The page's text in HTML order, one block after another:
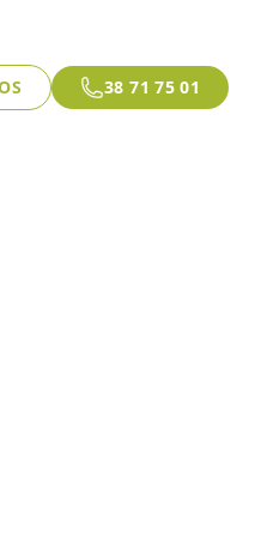
38 71 75 01